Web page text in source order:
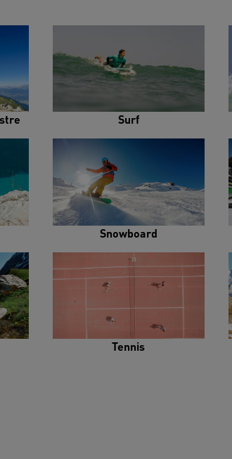
Surf
Snowboard
Tennis